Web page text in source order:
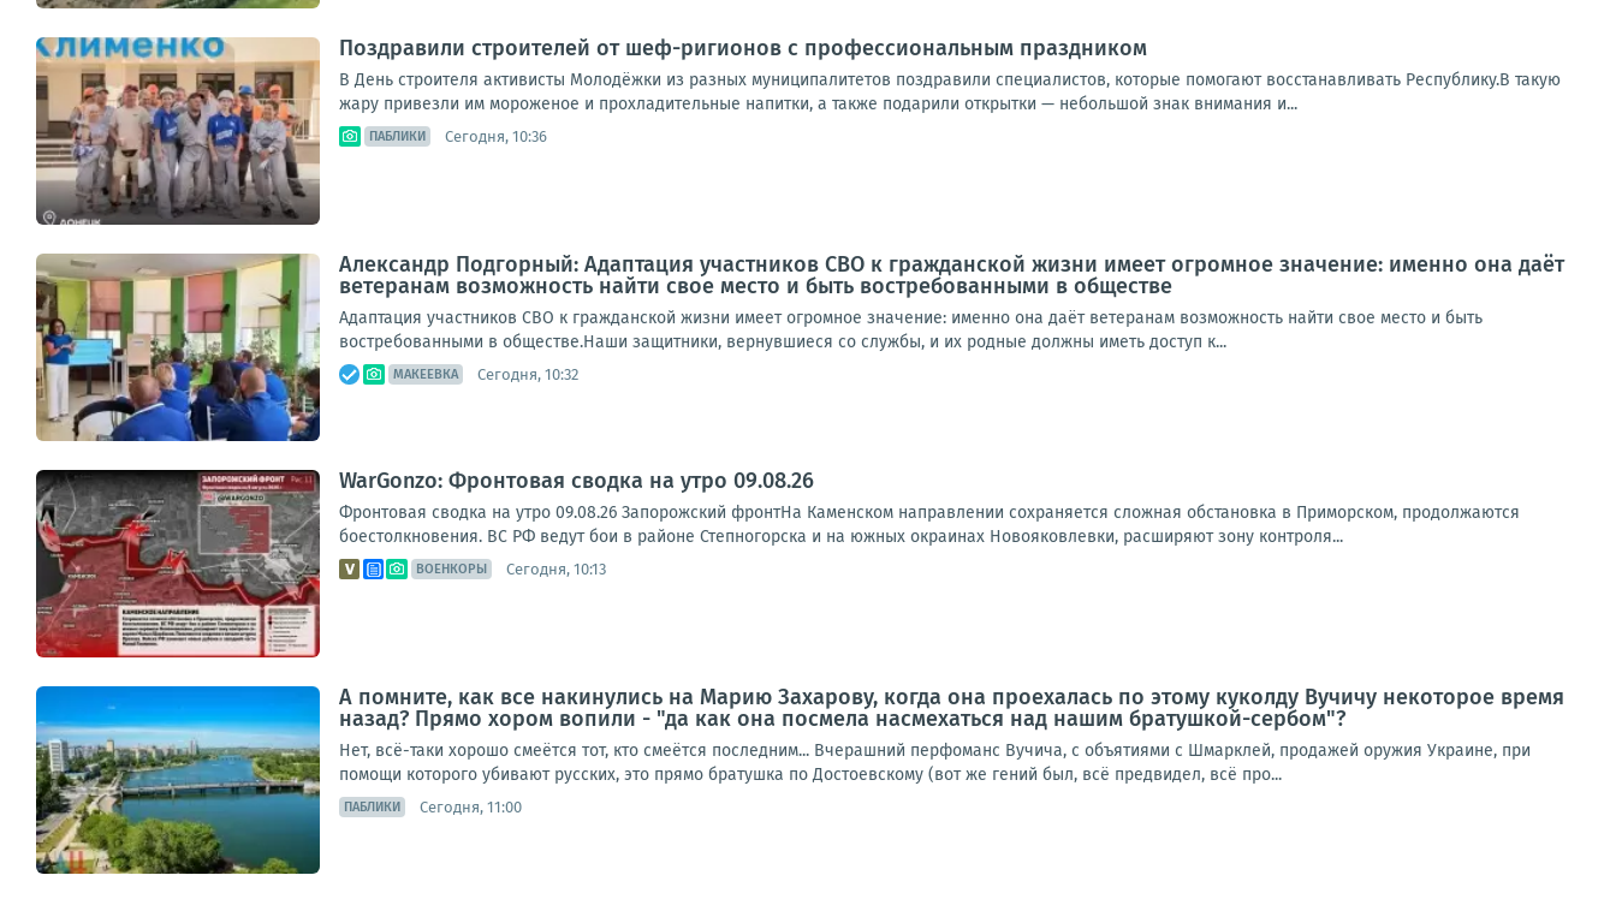
Поздравили строителей от шеф-ригионов с профессиональным праздником
В День строителя активисты Молодёжки из разных муниципалитетов поздравили специалистов, которые помогают восстанавливать Республику.В такую
жару привезли им мороженое и прохладительные напитки, а также подарили открытки — небольшой знак внимания и...
ПАБЛИКИ Сегодня, 10:36
Александр Подгорный: Адаптация участников СВО к гражданской жизни имеет огромное значение: именно она даёт
ветеранам возможность найти свое место и быть востребованными в обществе
Адаптация участников СВО к гражданской жизни имеет огромное значение: именно она даёт ветеранам возможность найти свое место и быть
востребованными в обществе.Наши защитники, вернувшиеся со службы, и их родные должны иметь доступ к...
МАКЕЕВКА Сегодня, 10:32
WarGonzo: Фронтовая сводка на утро 09.08.26
Фронтовая сводка на утро 09.08.26 Запорожский фронтНа Каменском направлении сохраняется сложная обстановка в Приморском, продолжаются
боестолкновения. ВС РФ ведут бои в районе Степногорска и на южных окраинах Новояковлевки, расширяют зону контроля...
ВОЕНКОРЫ Сегодня, 10:13
А помните, как все накинулись на Марию Захарову, когда она проехалась по этому куколду Вучичу некоторое время
назад? Прямо хором вопили - "да как она посмела насмехаться над нашим братушкой-сербом"?
Нет, всё-таки хорошо смеётся тот, кто смеётся последним... Вчерашний перфоманс Вучича, с объятиями с Шмарклей, продажей оружия Украине, при
помощи которого убивают русских, это прямо братушка по Достоевскому (вот же гений был, всё предвидел, всё про...
ПАБЛИКИ Сегодня, 11:00